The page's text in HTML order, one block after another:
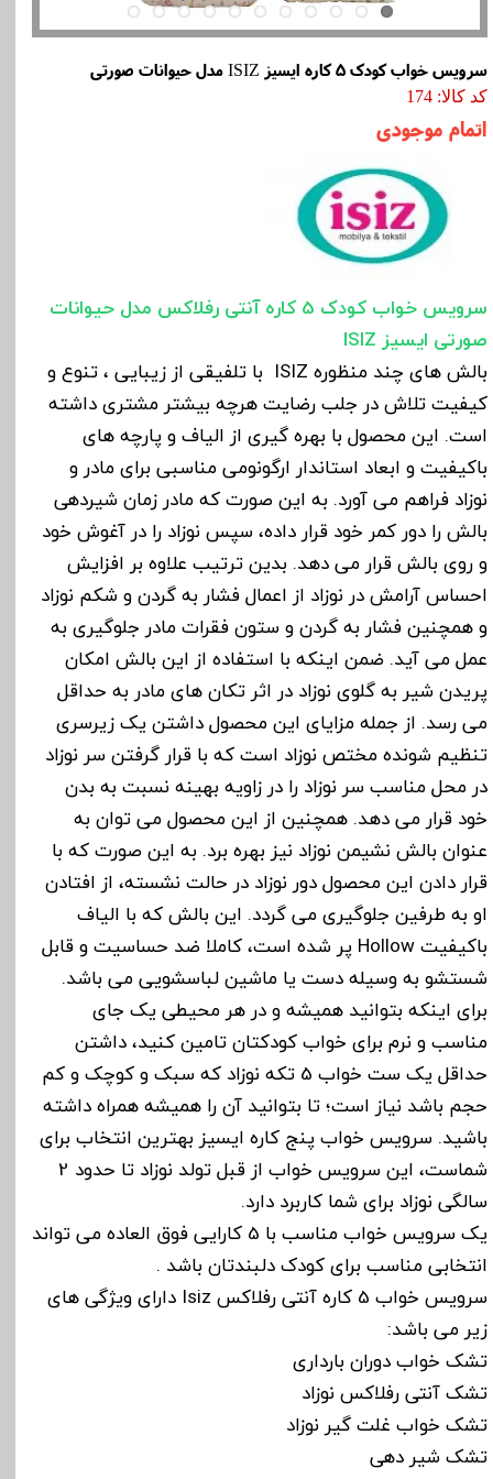
سرویس خواب کودک 5 کاره ایسیز ISIZ مدل حیوانات صورتی
کد کالا: 174
اتمام موجودی
سرویس خواب کودک 5 کاره آنتی رفلاکس مدل حیوانات
صورتی ایسیز ISIZ
بالش های چند منظوره ISIZ با تلفیقی از زیبایی ، تنوع و
کیفیت تلاش در جلب رضایت هرچه بیشتر مشتری داشته
است. این محصول با بهره گیری از الیاف و پارچه های
باکیفیت و ابعاد استاندار ارگونومی مناسبی برای مادر و
نوزاد فراهم می آورد. به این صورت که مادر زمان شیردهی
بالش را دور کمر خود قرار داده، سپس نوزاد را در آغوش خود
و روی بالش قرار می دهد. بدین ترتیب علاوه بر افزایش
احساس آرامش در نوزاد از اعمال فشار به گردن و شکم نوزاد
و همچنین فشار به گردن و ستون فقرات مادر جلوگیری به
عمل می آید. ضمن اینکه با استفاده از این بالش امکان
پریدن شیر به گلوی نوزاد در اثر تکان های مادر به حداقل
می رسد. از جمله مزایای این محصول داشتن یک زیرسری
تنظیم شونده مختص نوزاد است که با قرار گرفتن سر نوزاد
در محل مناسب سر نوزاد را در زاویه بهینه نسبت به بدن
خود قرار می دهد. همچنین از این محصول می توان به
عنوان بالش نشیمن نوزاد نیز بهره برد. به این صورت که با
قرار دادن این محصول دور نوزاد در حالت نشسته، از افتادن
او به طرفین جلوگیری می گردد. این بالش که با الیاف
باکیفیت Hollow پر شده است، کاملا ضد حساسیت و قابل
شستشو به وسیله دست یا ماشین لباسشویی می باشد.
برای اینکه بتوانید همیشه و در هر محیطی یک جای
مناسب و نرم برای خواب کودکتان تامین کنید، داشتن
حداقل یک ست خواب 5 تکه نوزاد که سبک و کوچک و کم
حجم باشد نیاز است؛ تا بتوانید آن را همیشه همراه داشته
باشید. سرویس خواب پنج کاره ایسیز بهترین انتخاب برای
شماست، این سرویس خواب از قبل تولد نوزاد تا حدود 2
سالگی نوزاد برای شما کاربرد دارد.
یک سرویس خواب مناسب با 5 کارایی فوق العاده می تواند
انتخابی مناسب برای کودک دلبندتان باشد .
سرویس خواب 5 کاره آنتی رفلاکس Isiz دارای ویژگی های
زیر می باشد:
تشک خواب دوران بارداری
تشک آنتی رفلاکس نوزاد
تشک خواب غلت گیر نوزاد
تشک شیر دهی